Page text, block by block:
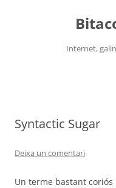
Internet,
Syntactic Sugar
Deixa un comentari
Un terme bastant